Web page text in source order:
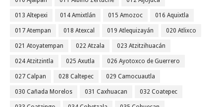
013 Altepexi 014 Amixtlán 015 Amozoc 016 Aquixtla
017 Atempan 018 Atexcal 019 Atlequizayán 020 Atlixco
021 Atoyatempan 022 Atzala 023 Atzitzihuacán
024 Atzitzintla 025 Axutla 026 Ayotoxco de Guerrero
027 Calpan 028 Caltepec 029 Camocuautla
030 Cañada Morelos 031 Caxhuacan 032 Coatepec